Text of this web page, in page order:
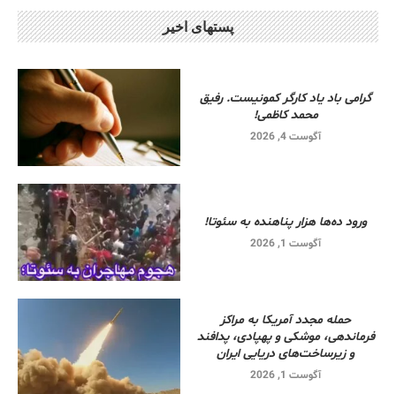
پستهای اخیر
گرامی باد یاد کارگر کمونیست. رفیق
محمد کاظمی!
آگوست 4, 2026
ورود ده‌ها هزار پناهنده به سئوتا!
آگوست 1, 2026
حمله مجدد آمریکا به مراکز
فرماندهی، موشکی و پهپادی، پدافند
و زیرساخت‌های دریایی ایران
آگوست 1, 2026